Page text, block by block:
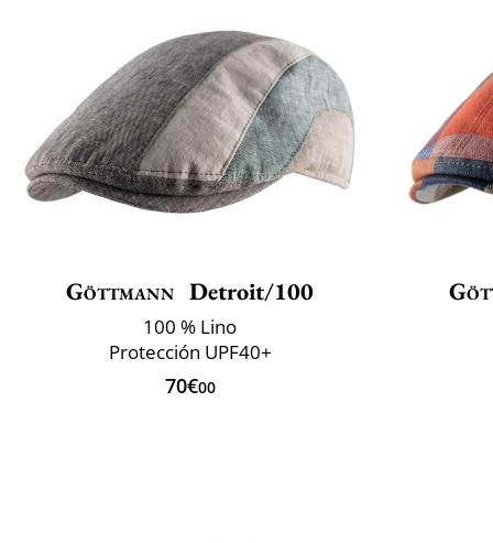
Göttmann Detroit/100
100 % Lino
Protección UPF40+
70€00